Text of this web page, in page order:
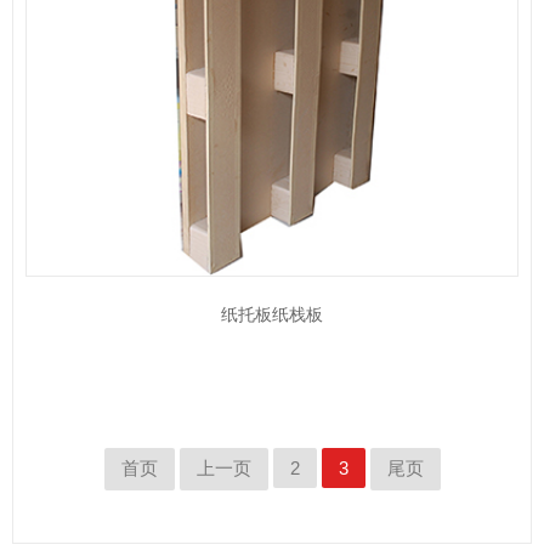
纸托板纸栈板
首页 上一页 2 3 尾页